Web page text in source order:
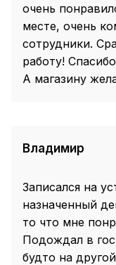
очень
месте, очень
сотрудники.
работу!
А магазину
Владимир
Записался на
назначенный
то что мне
Подождал в
будто на